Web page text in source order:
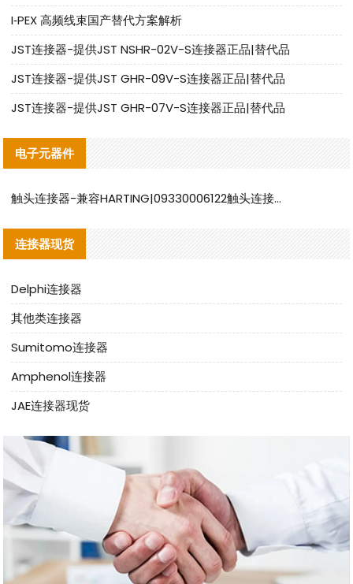
I‑PEX 高频线束国产替代方案解析
JST连接器-提供JST NSHR-02V-S连接器正品|替代品
JST连接器-提供JST GHR-09V-S连接器正品|替代品
JST连接器-提供JST GHR-07V-S连接器正品|替代品
电子元器件
触头连接器-兼容HARTING|09330006122触头连接器替代品说明
连接器现货
Delphi连接器
其他类连接器
Sumitomo连接器
Amphenol连接器
JAE连接器现货